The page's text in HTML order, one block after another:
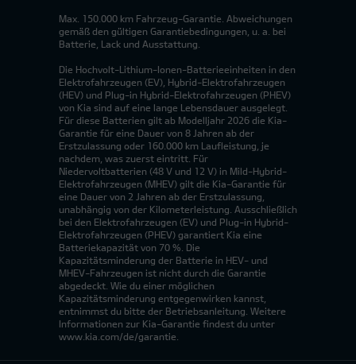
Max. 150.000 km Fahrzeug-Garantie. Abweichungen
gemäß den gültigen Garantiebedingungen, u. a. bei
Batterie, Lack und Ausstattung.
Die Hochvolt-Lithium-Ionen-Batterieeinheiten in den
Elektrofahrzeugen (EV), Hybrid-Elektrofahrzeugen
(HEV) und Plug-in Hybrid-Elektrofahrzeugen (PHEV)
von Kia sind auf eine lange Lebensdauer ausgelegt.
Für diese Batterien gilt ab Modelljahr 2026 die Kia-
Garantie für eine Dauer von 8 Jahren ab der
Erstzulassung oder 160.000 km Laufleistung, je
nachdem, was zuerst eintritt. Für
Niedervoltbatterien (48 V und 12 V) in Mild-Hybrid-
Elektrofahrzeugen (MHEV) gilt die Kia-Garantie für
eine Dauer von 2 Jahren ab der Erstzulassung,
unabhängig von der Kilometerleistung. Ausschließlich
bei den Elektrofahrzeugen (EV) und Plug-in Hybrid-
Elektrofahrzeugen (PHEV) garantiert Kia eine
Batteriekapazität von 70 %. Die
Kapazitätsminderung der Batterie in HEV- und
MHEV-Fahrzeugen ist nicht durch die Garantie
abgedeckt. Wie du einer möglichen
Kapazitätsminderung entgegenwirken kannst,
entnimmst du bitte der Betriebsanleitung. Weitere
Informationen zur Kia-Garantie findest du unter
www.kia.com/de/garantie.